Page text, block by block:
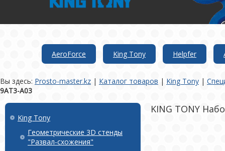
AeroForce King Tony Helpfer
Вы здесь: Prosto-master.kz | Каталог товаров | King Tony |
9AT3-A03
King Tony
Геометрические 3D стенды
"Развал-схожения"
KING TONY